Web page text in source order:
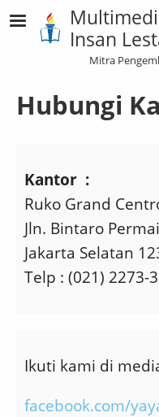
Lompat ke isi utama
Insan
Mitra
Hubungi
Kantor :
Ruko Grand
Jln. Bintaro
Jakarta Selatan
Telp : (021) 2273-
Ikuti kami di
facebook.com/